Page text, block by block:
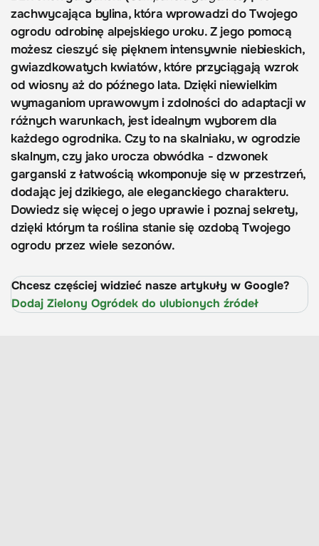
zachwycająca bylina, która wprowadzi do Twojego
ogrodu odrobinę alpejskiego uroku. Z jego pomocą
możesz cieszyć się pięknem intensywnie niebieskich,
gwiazdkowatych kwiatów, które przyciągają wzrok
od wiosny aż do późnego lata. Dzięki niewielkim
wymaganiom uprawowym i zdolności do adaptacji w
różnych warunkach, jest idealnym wyborem dla
każdego ogrodnika. Czy to na skalniaku, w ogrodzie
skalnym, czy jako urocza obwódka - dzwonek
garganski z łatwością wkomponuje się w przestrzeń,
dodając jej dzikiego, ale eleganckiego charakteru.
Dowiedz się więcej o jego uprawie i poznaj sekrety,
dzięki którym ta roślina stanie się ozdobą Twojego
ogrodu przez wiele sezonów.
Chcesz częściej widzieć nasze artykuły w Google?
Dodaj Zielony Ogródek do ulubionych źródeł